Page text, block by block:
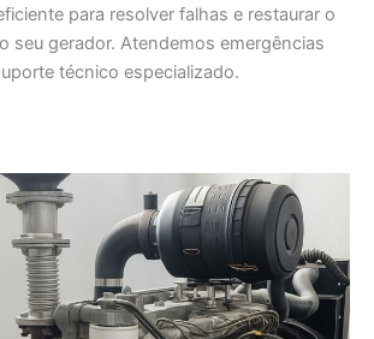
para resolver falhas e restaurar o
seu gerador. Atendemos emergências
técnico especializado.